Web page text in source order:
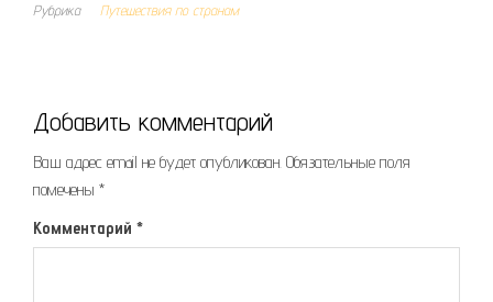
Рубрика Путешествия по странам
Добавить комментарий
Ваш адрес email не будет опубликован. Обязательные поля
помечены *
Комментарий *